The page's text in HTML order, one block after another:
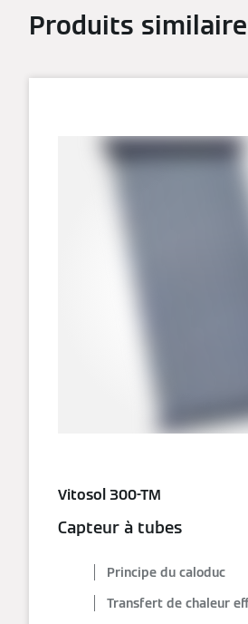
Produits
Vitosol 300-TM
Capteur à tubes
Principe du caloduc
Transfert de chaleur